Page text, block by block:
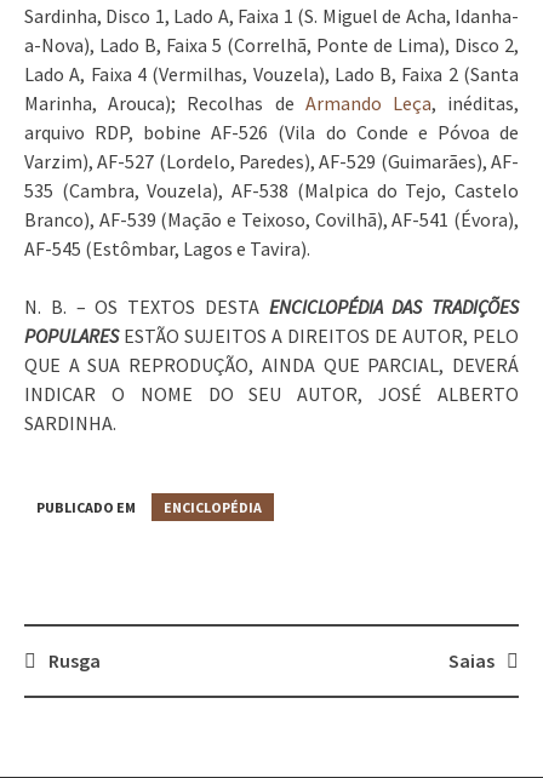
Sardinha, Disco 1, Lado A, Faixa 1 (S. Miguel de Acha, Idanha-
a-Nova), Lado B, Faixa 5 (Correlhã, Ponte de Lima), Disco 2,
Lado A, Faixa 4 (Vermilhas, Vouzela), Lado B, Faixa 2 (Santa
Marinha, Arouca); Recolhas de Armando Leça, inéditas,
arquivo RDP, bobine AF-526 (Vila do Conde e Póvoa de
Varzim), AF-527 (Lordelo, Paredes), AF-529 (Guimarães), AF-
535 (Cambra, Vouzela), AF-538 (Malpica do Tejo, Castelo
Branco), AF-539 (Mação e Teixoso, Covilhã), AF-541 (Évora),
AF-545 (Estômbar, Lagos e Tavira).
N. B. – OS TEXTOS DESTA ENCICLOPÉDIA DAS TRADIÇÕES
POPULARESESTÃO SUJEITOS A DIREITOS DE AUTOR, PELO
QUE A SUA REPRODUÇÃO, AINDA QUE PARCIAL, DEVERÁ
INDICAR O NOME DO SEU AUTOR, JOSÉ ALBERTO
SARDINHA.
PUBLICADO EM ENCICLOPÉDIA
Post
Rusga Saias